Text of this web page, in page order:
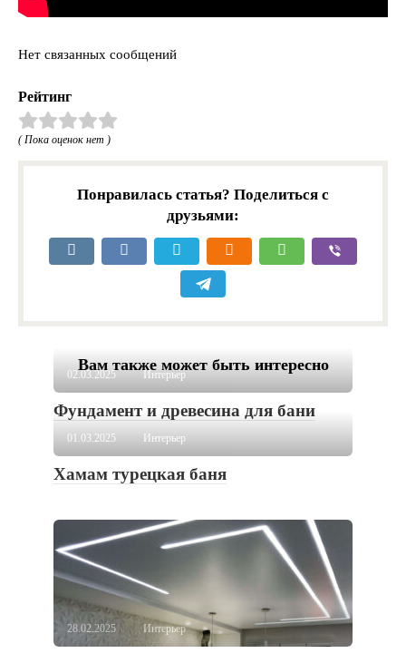
Нет связанных сообщений
Рейтинг
( Пока оценок нет )
Понравилась статья? Поделиться с
друзьями:
Вам также может быть интересно
02.03.2025 Интерьер
Фундамент и древесина для бани
01.03.2025 Интерьер
Хамам турецкая баня
28.02.2025 Интерьер